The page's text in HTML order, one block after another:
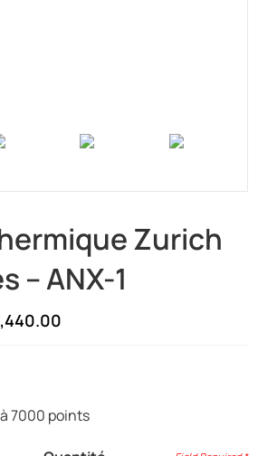
Zurich
– ANX-1
$1,440.00
7000 points